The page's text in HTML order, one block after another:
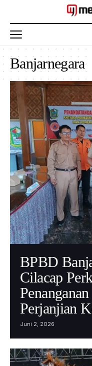
Banjarnegara
BPBD
Cilacap
Perjanjian
Juni 2, 2026